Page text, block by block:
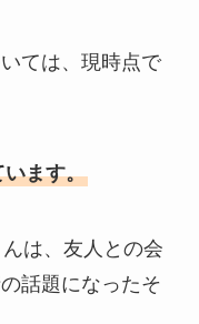
ては、現時点で
います。
は、友人との会
話題になったそ